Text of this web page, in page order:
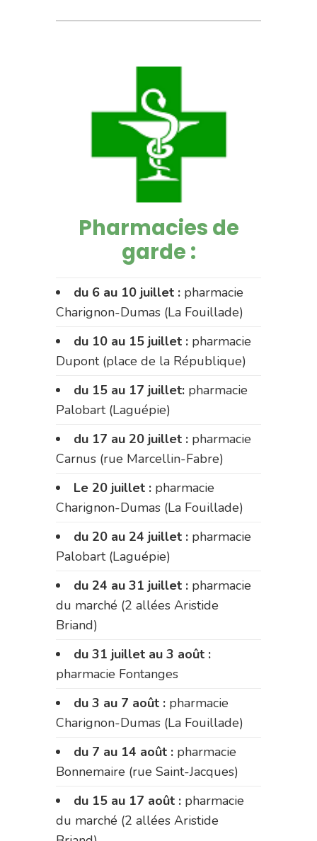
Pharmacies de
garde :
du 6 au 10 juillet : pharmacie
Charignon-Dumas (La Fouillade)
du 10 au 15 juillet : pharmacie
Dupont (place de la République)
du 15 au 17 juillet: pharmacie
Palobart (Laguépie)
du 17 au 20 juillet : pharmacie
Carnus (rue Marcellin-Fabre)
Le 20 juillet : pharmacie
Charignon-Dumas (La Fouillade)
du 20 au 24 juillet : pharmacie
Palobart (Laguépie)
du 24 au 31 juillet : pharmacie
du marché (2 allées Aristide
Briand)
du 31 juillet au 3 août :
pharmacie Fontanges
du 3 au 7 août : pharmacie
Charignon-Dumas (La Fouillade)
du 7 au 14 août : pharmacie
Bonnemaire (rue Saint-Jacques)
du 15 au 17 août : pharmacie
du marché (2 allées Aristide